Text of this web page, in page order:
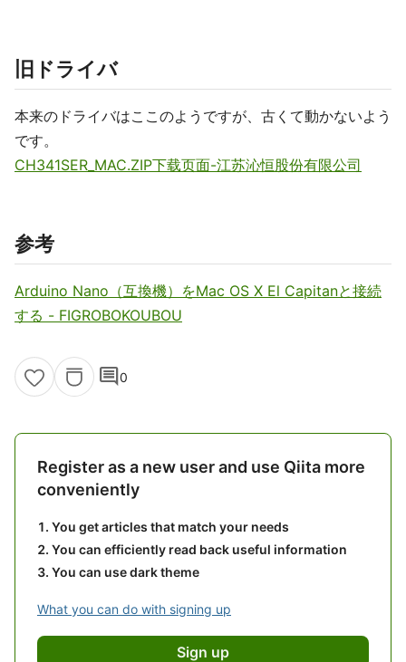
旧ドライバ
本来のドライバはここのようですが、古くて動かないよう
です。
CH341SER_MAC.ZIP下载页面-江苏沁恒股份有限公司
参考
Arduino Nano（互換機）をMac OS X El Capitanと接続
する - FIGROBOKOUBOU
comment0
Register as a new user and use Qiita more
conveniently
You get articles that match your needs
You can efficiently read back useful information
You can use dark theme
What you can do with signing up
Sign up